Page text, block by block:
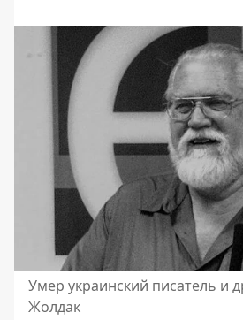
Умер украинский писатель и
Жолдак